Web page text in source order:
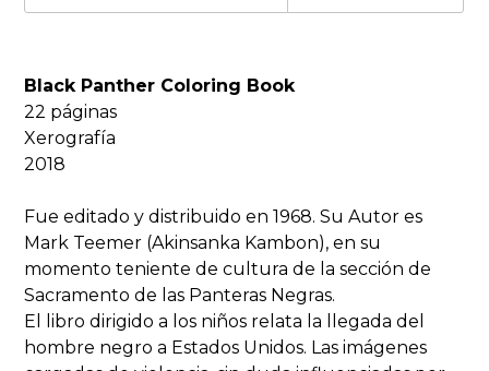
Black Panther Coloring Book
22 páginas
Xerografía
2018
Fue editado y distribuido en 1968. Su Autor es
Mark Teemer (Akinsanka Kambon), en su
momento teniente de cultura de la sección de
Sacramento de las Panteras Negras.
El libro dirigido a los niños relata la llegada del
hombre negro a Estados Unidos. Las imágenes